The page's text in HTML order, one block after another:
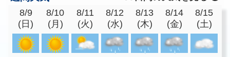
8/9
(日)
8/10
(月)
8/11
(火)
8/12
(水)
8/13
(木)
8/14
(金)
8/15
(土)